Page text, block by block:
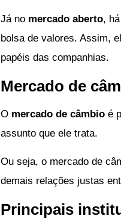
Já no mercado aberto,
bolsa de valores. Assim,
papéis das companhias.
Mercado de
O mercado de câmbio é
assunto que ele trata.
Ou seja, o mercado de
demais relações justas
Principais